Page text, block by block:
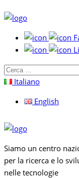
Cerca
per:Italiano
English
Siamo un centro
per la ricerca e lo
nelle tecnologie